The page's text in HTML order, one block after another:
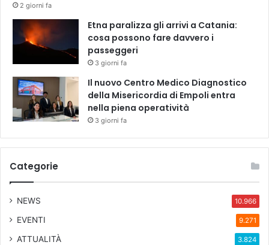
2 giorni fa
Etna paralizza gli arrivi a Catania:
cosa possono fare davvero i
passeggeri
3 giorni fa
Il nuovo Centro Medico Diagnostico
della Misericordia di Empoli entra
nella piena operatività
3 giorni fa
Categorie
NEWS 10.966
EVENTI 9.271
ATTUALITÀ 3.824